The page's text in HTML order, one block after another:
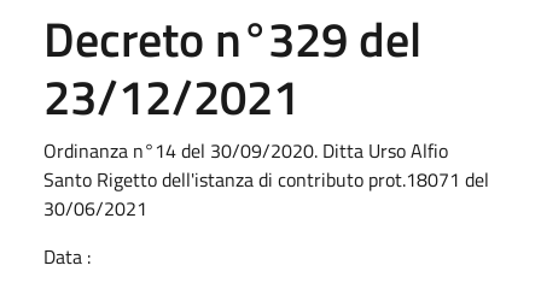
Decreto n°329 del
23/12/2021
Ordinanza n°14 del 30/09/2020. Ditta Urso Alfio
Santo Rigetto dell'istanza di contributo prot.18071 del
30/06/2021
Data :